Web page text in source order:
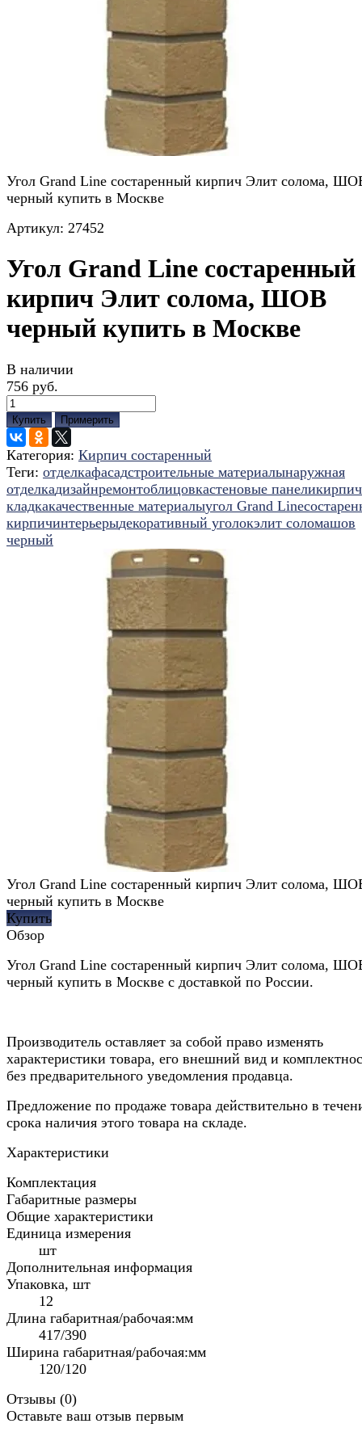
Угол Grand Line состаренный кирпич Элит солома,
черный купить в Москве
Артикул: 27452
Угол Grand Line состаренный
кирпич Элит солома, ШОВ
черный купить в Москве
В наличии
756 руб.
Купить Примерить
Категория: Кирпич состаренный
Теги: отделкафасадстроительные материалынаружная
отделкадизайнремонтоблицовкастеновые панели
кладкакачественные материалыугол Grand Line
кирпичинтерьерыдекоративный уголокэлит соломашов
черный
Угол Grand Line состаренный кирпич Элит солома,
черный купить в Москве
Купить
Обзор
Угол Grand Line состаренный кирпич Элит солома,
черный купить в Москве с доставкой по России.
Производитель оставляет за собой право изменять
характеристики товара, его внешний вид и
без предварительного уведомления продавца.
Предложение по продаже товара действительно в
срока наличия этого товара на складе.
Характеристики
Комплектация
Габаритные размеры
Общие характеристики
Единица измерения
шт
Дополнительная информация
Упаковка, шт
12
Длина габаритная/рабочая:мм
417/390
Ширина габаритная/рабочая:мм
120/120
Отзывы (0)
Оставьте ваш отзыв первым